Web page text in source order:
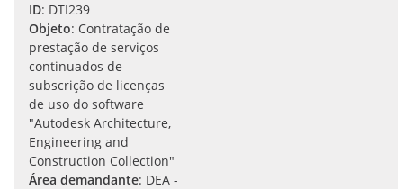
ID: DTI239
Objeto: Contratação de
prestação de serviços
continuados de
subscrição de licenças
de uso do software
"Autodesk Architecture,
Engineering and
Construction Collection"
Área demandante: DEA -